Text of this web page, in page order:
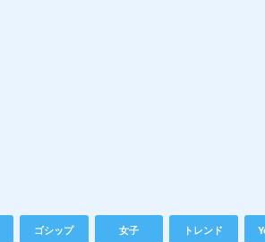
ゴシップ 女子 トレンド